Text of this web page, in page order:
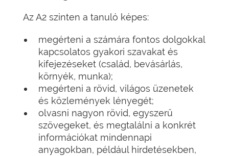
Az A2 szinten a tanuló képes:
megérteni a számára fontos dolgokkal
kapcsolatos gyakori szavakat és
kifejezéseket (család, bevásárlás,
környék, munka);
megérteni a rövid, világos üzenetek
és közlemények lényegét;
olvasni nagyon rövid, egyszerű
szövegeket, és megtalálni a konkrét
információkat mindennapi
anyagokban, például hirdetésekben,